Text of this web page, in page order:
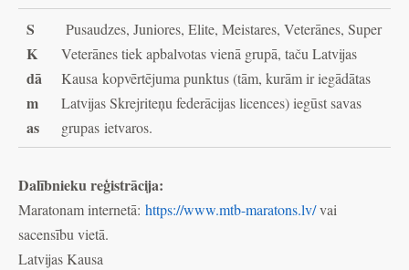
S
K
dā
m
as
Pusaudzes, Juniores, Elite, Meistares, Veterānes, Super
Veterānes tiek apbalvotas vienā grupā, taču Latvijas
Kausa kopvērtējuma punktus (tām, kurām ir iegādātas
Latvijas Skrejriteņu federācijas licences) iegūst savas
grupas ietvaros.
Dalībnieku reģistrācija:
Maratonam internetā: https://www.mtb-maratons.lv/vai
sacensību vietā.
Latvijas Kausa